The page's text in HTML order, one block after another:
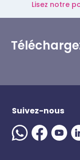
Lisez notre
Suivez-nous